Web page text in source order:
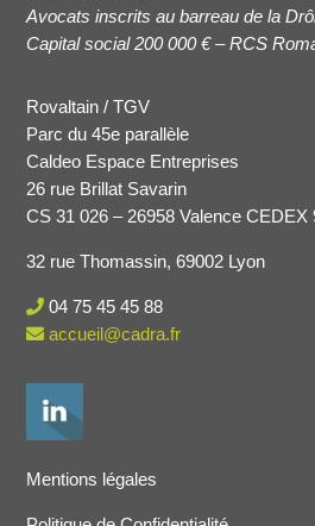
Avocats inscrits au barreau de la
Capital social 200 000 € – RCS
Rovaltain / TGV
Parc du 45e parallèle
Caldeo Espace Entreprises
26 rue Brillat Savarin
CS 31 026 – 26958 Valence CEDEX
32 rue Thomassin, 69002 Lyon
04 75 45 45 88
accueil@cadra.fr
Mentions légales